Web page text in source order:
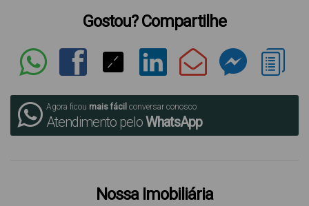
Gostou? Compartilhe
Agora ficou mais fácil conversar conosco
Atendimento peloWhatsApp
Nossa Imobiliária